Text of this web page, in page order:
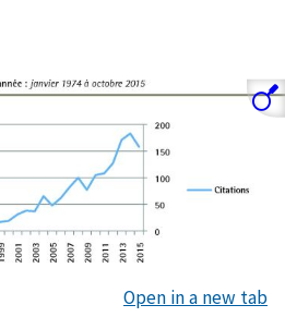
Open in a new tab